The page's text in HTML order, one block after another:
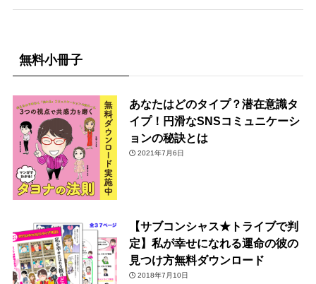
無料小冊子
あなたはどのタイプ？潜在意識タ
イプ！円滑なSNSコミュニケーシ
ョンの秘訣とは
2021年7月6日
【サブコンシャス★トライブで判
定】私が幸せになれる運命の彼の
見つけ方無料ダウンロード
2018年7月10日